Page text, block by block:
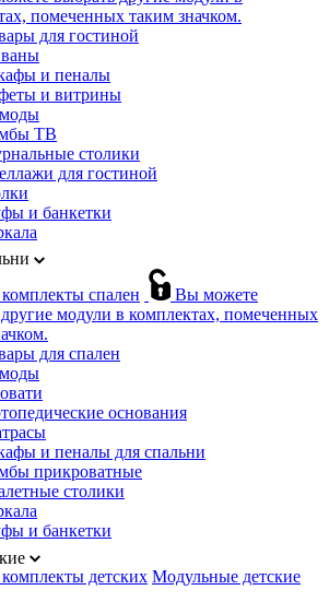
помеченных таким значком.
для гостиной
и пеналы
и витрины
ТВ
столики
для гостиной
и банкетки
спален
Вы можете
модули в комплектах, помеченных
для спален
основания
и пеналы для спальни
прикроватные
столики
и банкетки
детских Модульные детские